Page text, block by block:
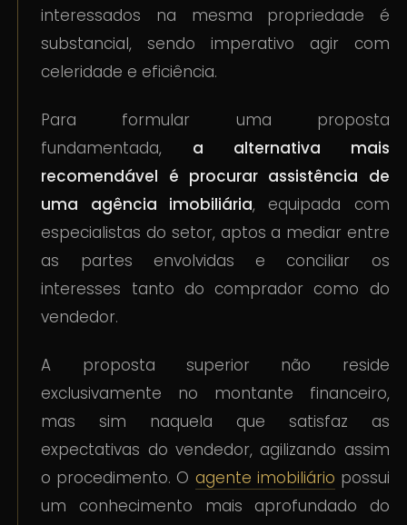
interessados na mesma propriedade é
substancial, sendo imperativo agir com
celeridade e eficiência.
Para formular uma proposta
fundamentada, a alternativa mais
recomendável é procurar assistência de
uma agência imobiliária, equipada com
especialistas do setor, aptos a mediar entre
as partes envolvidas e conciliar os
interesses tanto do comprador como do
vendedor.
A proposta superior não reside
exclusivamente no montante financeiro,
mas sim naquela que satisfaz as
expectativas do vendedor, agilizando assim
o procedimento. O agente imobiliário possui
um conhecimento mais aprofundado do